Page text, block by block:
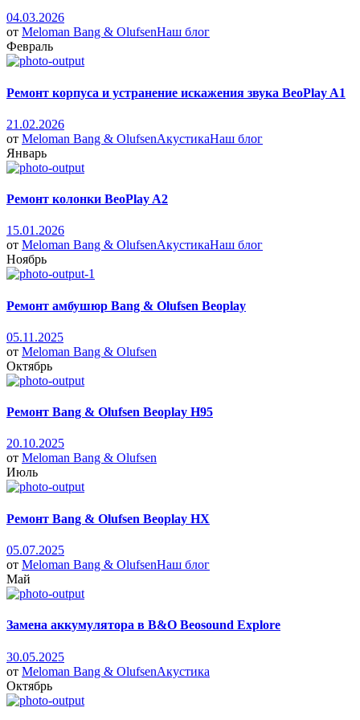
04.03.2026
от Meloman Bang & OlufsenНаш блог
Февраль
Ремонт корпуса и устранение искажения звука BeoPlay A1
21.02.2026
от Meloman Bang & OlufsenАкустикаНаш блог
Январь
Ремонт колонки BeoPlay A2
15.01.2026
от Meloman Bang & OlufsenАкустикаНаш блог
Ноябрь
Ремонт амбушюр Bang & Olufsen Beoplay
05.11.2025
от Meloman Bang & Olufsen
Октябрь
Ремонт Bang & Olufsen Beoplay H95
20.10.2025
от Meloman Bang & Olufsen
Июль
Ремонт Bang & Olufsen Beoplay HX
05.07.2025
от Meloman Bang & OlufsenНаш блог
Май
Замена аккумулятора в B&O Beosound Explore
30.05.2025
от Meloman Bang & OlufsenАкустика
Октябрь